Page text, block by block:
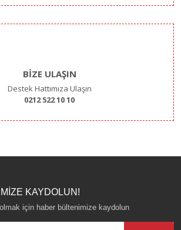
BİZE ULAŞIN
Destek Hattımıza Ulaşın
0212 522 10 10
KAYDOLUN!
için haber bültenimize kaydolun